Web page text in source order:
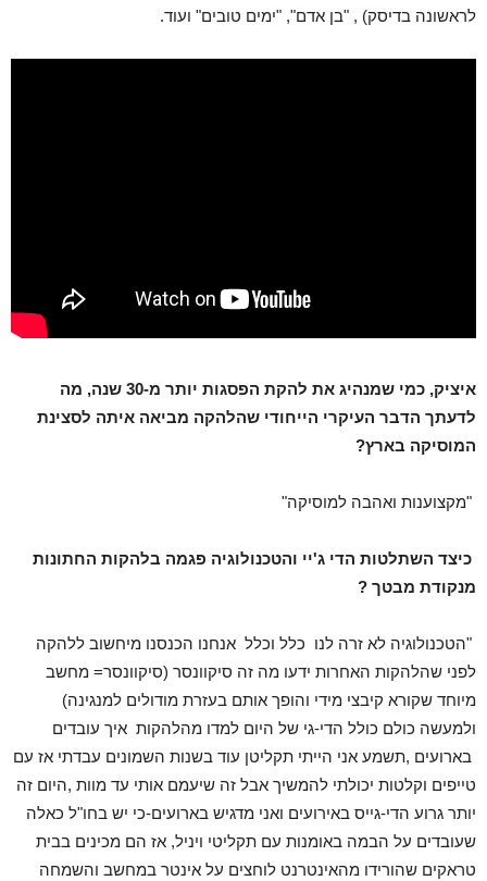
לראשונה בדיסק) , "בן אדם", "ימים טובים" ועוד.
איציק, כמי שמנהיג את להקת הפסגות יותר מ-30 שנה, מה
לדעתך הדבר העיקרי הייחודי שהלהקה מביאה איתה לסצינת
המוסיקה בארץ?
"מקצוענות ואהבה למוסיקה"
כיצד השתלטות הדי ג'יי והטכנולוגיה פגמה בלהקות החתונות
מנקודת מבטך ?
"הטכנולוגיה לא זרה לנו כלל וכלל אנחנו הכנסנו מיחשוב ללהקה
לפני שהלהקות האחרות ידעו מה זה סיקוונסר (סיקוונסר= מחשב
מיוחד שקורא קיבצי מידי והופך אותם בעזרת מודולים למנגינה)
ולמעשה כולם כולל הדי-גי של היום למדו מהלהקות איך עובדים
בארועים ,תשמע אני הייתי תקליטן עוד בשנות השמונים עבדתי אז עם
טייפים וקלטות יכולתי להמשיך אבל זה שיעמם אותי עד מוות ,היום זה
יותר גרוע הדי-גייס באירועים ואני מדגיש בארועים-כי יש בחו"ל כאלה
שעובדים על הבמה באומנות עם תקליטי ויניל, אז הם מכינים בבית
טראקים שהורידו מהאינטרנט לוחצים על אינטר במחשב והשמחה